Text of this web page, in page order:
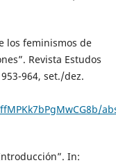
los feminismos de
Revista Estudos
964, set./dez.
In: